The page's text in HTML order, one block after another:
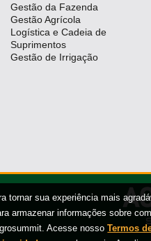
tornar sua experiência mais
armazenar informações sobre
Acesse nossoTermos
Gestão da Fazenda
Gestão Agrícola
Logística e Cadeia de
Suprimentos
Gestão de Irrigação